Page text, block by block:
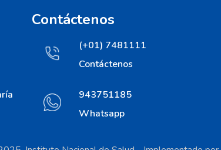
Contáctenos
(+01) 7481111
Contáctenos
943751185
Whatsapp